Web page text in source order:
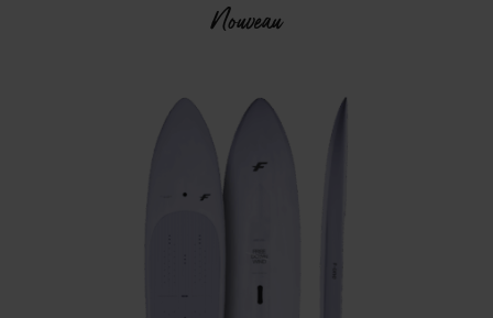
Nouveau